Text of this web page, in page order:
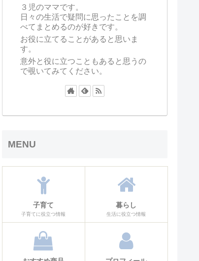
３児のママです。
日々の生活で疑問に思ったことを調
べてまとめるのが好きです。
お役に立てることがあると思いま
す。
意外と役に立つこともあると思うの
で覗いてみてください。
MENU
子育て
子育てに役立つ情報
暮らし
生活に役立つ情報